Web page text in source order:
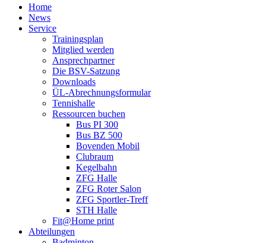
Home
News
Service
Trainingsplan
Mitglied werden
Ansprechpartner
Die BSV-Satzung
Downloads
ÜL-Abrechnungsformular
Tennishalle
Ressourcen buchen
Bus PI 300
Bus BZ 500
Bovenden Mobil
Clubraum
Kegelbahn
ZFG Halle
ZFG Roter Salon
ZFG Sportler-Treff
STH Halle
Fit@Home print
Abteilungen